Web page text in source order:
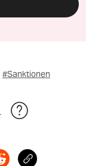
#Sanktionen